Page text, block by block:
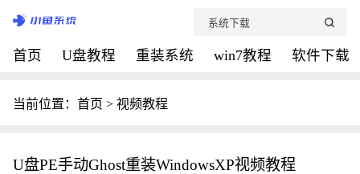
首页 U盘教程 重装系统 win7教程 软件下载
当前位置： 首页 > 视频教程
U盘PE手动Ghost重装WindowsXP视频教程